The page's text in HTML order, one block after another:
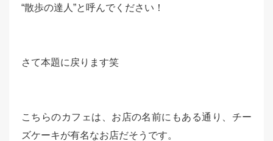
“散歩の達人”と呼んでください！
さて本題に戻ります笑
こちらのカフェは、お店の名前にもある通り、チー
ズケーキが有名なお店だそうです。